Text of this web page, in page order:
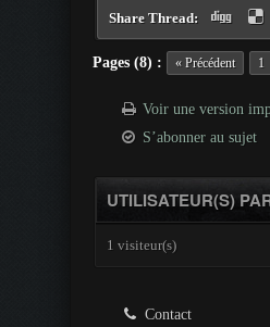
Share Thread:
Pages (8) : « Précédent 1
Voir une version
S’abonner au sujet
UTILISATEUR(S)
1 visiteur(s)
Contact